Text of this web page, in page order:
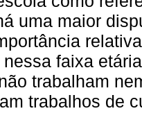
uma maior
faixa
trabalham
trabalhos de